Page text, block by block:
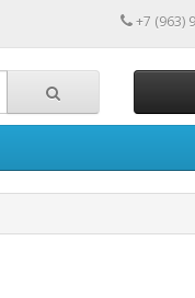
+7 (963)